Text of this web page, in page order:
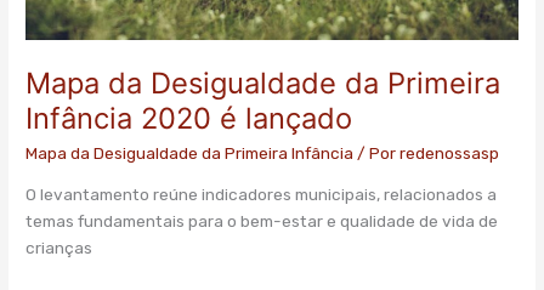
Mapa da Desigualdade da Primeira
Infância 2020 é lançado
Mapa da Desigualdade da Primeira Infância / Porredenossasp
O levantamento reúne indicadores municipais, relacionados a
temas fundamentais para o bem-estar e qualidade de vida de
crianças
lançado